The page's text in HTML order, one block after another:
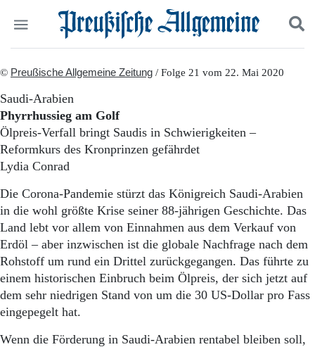
Start
Wer wir sind
Abonnenten-Login
Politik
Gesellschaft
Leben
Pommern
Berlin-Brandenburg
Schlesien
Danzig und Westpreußen
Bücher
Suchen und finden
© Preußische Allgemeine Zeitung / Folge 21 vom 22. Mai 2020
Saudi-Arabien
Phyrrhussieg am Golf
Ölpreis-Verfall bringt Saudis in Schwierigkeiten –
Reformkurs des Kronprinzen gefährdet
Lydia Conrad
Die Corona-Pandemie stürzt das Königreich Saudi-Arabien
in die wohl größte Krise seiner 88-jährigen Geschichte. Das
Land lebt vor allem von Einnahmen aus dem Verkauf von
Erdöl – aber inzwischen ist die globale Nachfrage nach dem
Rohstoff um rund ein Drittel zurückgegangen. Das führte zu
einem historischen Einbruch beim Ölpreis, der sich jetzt auf
dem sehr niedrigen Stand von um die 30 US-Dollar pro Fass
eingepegelt hat.
Wenn die Förderung in Saudi-Arabien rentabel bleiben soll,